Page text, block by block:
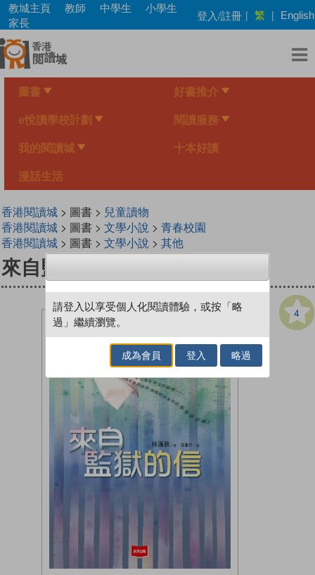
Skip
main
content
教城主頁 教師 中學生
小學生
家長
登入/註冊 | 繁 | English
圖書 好書推介
e悅讀學校計劃 閱讀服務
我的閱讀城 十本好讀
漫話生活
香港閱讀城> 圖書 > 兒童讀物
香港閱讀城> 圖書 > 文學小說 > 青春校園
香港閱讀城> 圖書 > 文學小說 > 其他
來自監獄的信
4
請登入以享受個人化閱讀體驗，或按「略
過」繼續瀏覽。
成為會員 登入 略過